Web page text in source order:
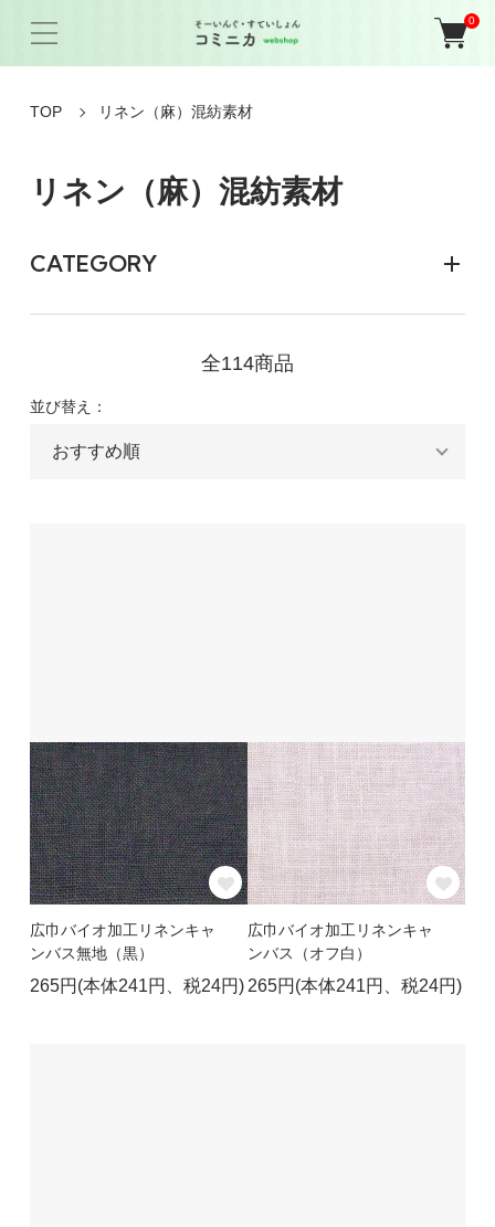
0
TOP リネン（麻）混紡素材
リネン（麻）混紡素材
CATEGORY
全114商品
並び替え：
広巾バイオ加工リネンキャ
ンバス無地（黒）
265円(本体241円、税24円)
広巾バイオ加工リネンキャ
ンバス（オフ白）
265円(本体241円、税24円)